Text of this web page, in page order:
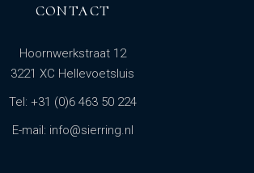
CONTACT
Hoornwerkstraat 12
3221 XC Hellevoetsluis
Tel: +31 (0)6 463 50 224
E-mail: info@sierring.nl